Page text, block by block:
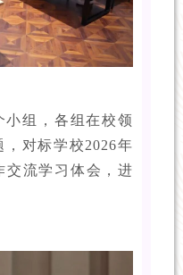
组，各组在校领
对标学校2026年
交流学习体会，进